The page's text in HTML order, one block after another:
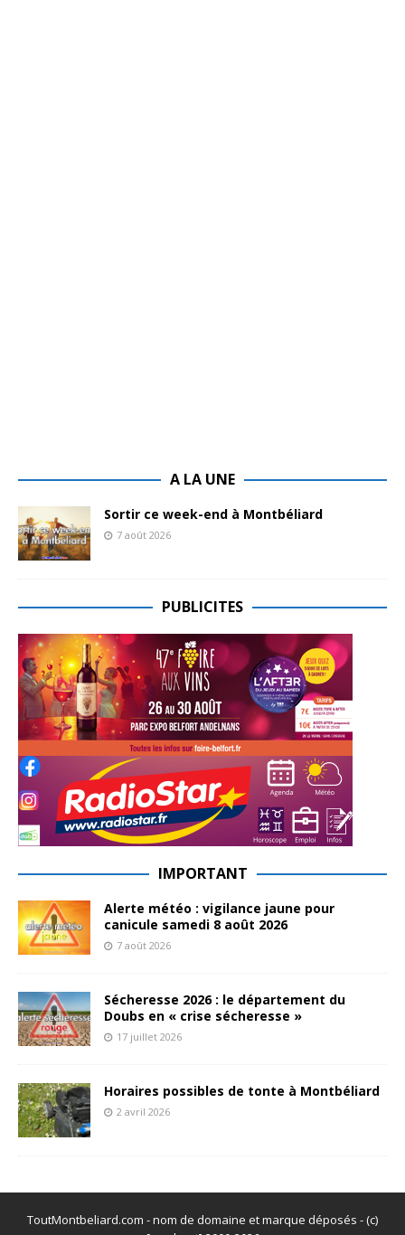
A LA UNE
Sortir ce week-end à Montbéliard
7 août 2026
PUBLICITES
IMPORTANT
Alerte météo : vigilance jaune pour
canicule samedi 8 août 2026
7 août 2026
Sécheresse 2026 : le département du
Doubs en « crise sécheresse »
17 juillet 2026
Horaires possibles de tonte à Montbéliard
2 avril 2026
ToutMontbeliard.com - nom de domaine et marque déposés - (c)